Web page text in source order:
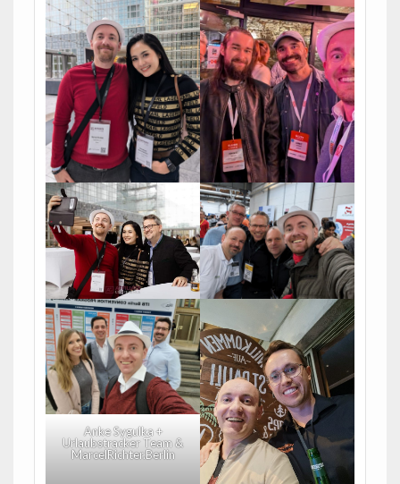
Anke Sygulka +
Urlaubstracker Team &
MarcelRichter.Berlin